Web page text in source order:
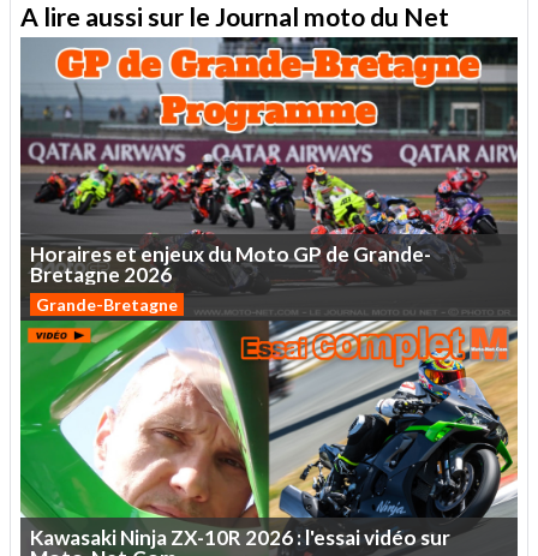
A lire aussi sur le Journal moto du Net
HorairesetenjeuxduMotoGPdeGrande-
Bretagne 2026
Grande-Bretagne
KawasakiNinjaZX-10R2026:l'essaividéosur